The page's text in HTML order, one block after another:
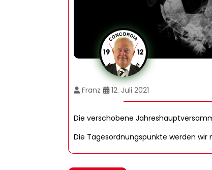
Franz 12. Juli 2021
Die verschobene
Die Tagesordnungspunkte werden wir